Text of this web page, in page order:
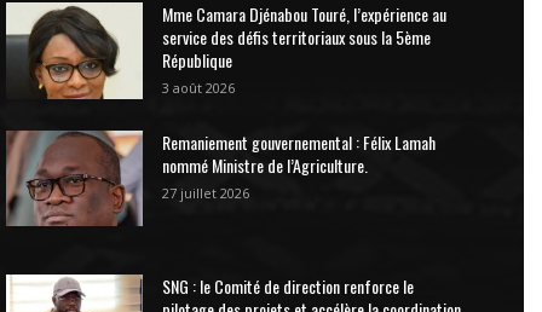
Mme Camara Djénabou Touré, l’expérience au
service des défis territoriaux sous la 5ème
République
3 août 2026
Remaniement gouvernemental : Félix Lamah
nommé Ministre de l’Agriculture.
27 juillet 2026
SNG : le Comité de direction renforce le